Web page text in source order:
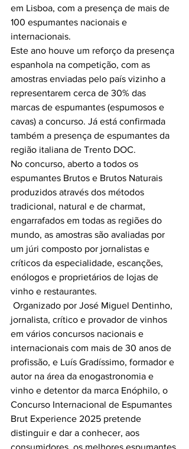
em Lisboa, com a presença de mais de
100 espumantes nacionais e
internacionais.
Este ano houve um reforço da presença
espanhola na competição, com as
amostras enviadas pelo país vizinho a
representarem cerca de 30% das
marcas de espumantes (espumosos e
cavas) a concurso. Já está confirmada
também a presença de espumantes da
região italiana de Trento DOC.
No concurso, aberto a todos os
espumantes Brutos e Brutos Naturais
produzidos através dos métodos
tradicional, natural e de charmat,
engarrafados em todas as regiões do
mundo, as amostras são avaliadas por
um júri composto por jornalistas e
críticos da especialidade, escanções,
enólogos e proprietários de lojas de
vinho e restaurantes.
jornalista, crítico e provador de vinhos
em vários concursos nacionais e
internacionais com mais de 30 anos de
profissão, e Luís Gradíssimo, formador e
autor na área da enogastronomia e
vinho e detentor da marca Enóphilo, o
Concurso Internacional de Espumantes
Brut Experience 2025 pretende
distinguir e dar a conhecer, aos